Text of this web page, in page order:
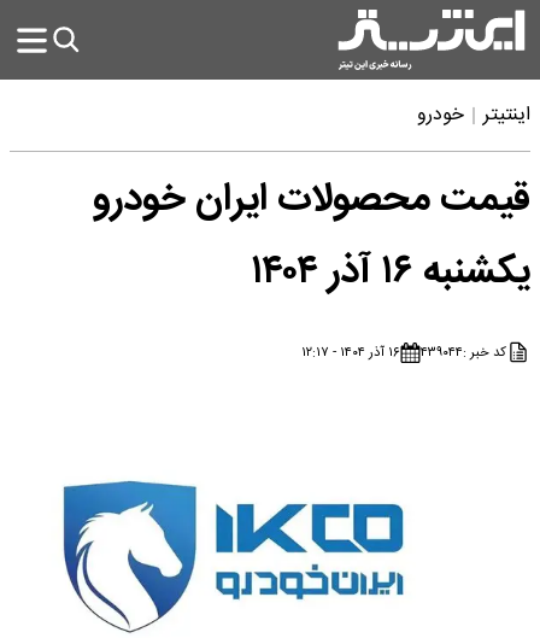
اینتیتر خودرو
قیمت محصولات ایران خودرو
یکشنبه ۱۶ آذر ۱۴۰۴
کد خبر :۴۳۹۰۴۴ ۱۶ آذر ۱۴۰۴ - ۱۲:۱۷